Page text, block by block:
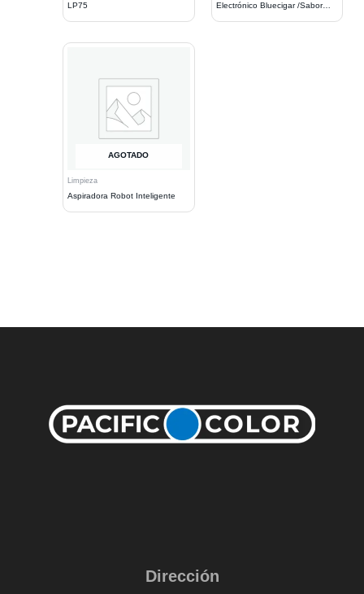
LP75
Electrónico Bluecigar /Sabor
Tabaco
AGOTADO
Limpieza
Aspiradora Robot Inteligente
Dirección